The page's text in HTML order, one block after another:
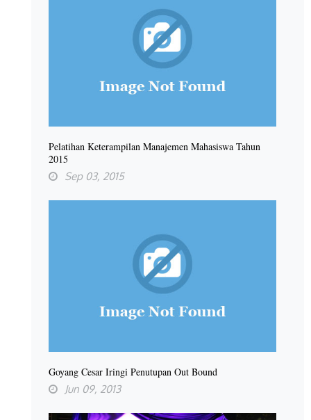
Pelatihan Keterampilan Manajemen Mahasiswa Tahun
2015
Sep 03, 2015
Goyang Cesar Iringi Penutupan Out Bound
Jun 09, 2013